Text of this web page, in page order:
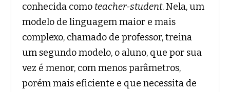
conhecida como teacher-student. Nela, um
modelo de linguagem maior e mais
complexo, chamado de professor, treina
um segundo modelo, o aluno, que por sua
vez é menor, com menos parâmetros,
porém mais eficiente e que necessita de